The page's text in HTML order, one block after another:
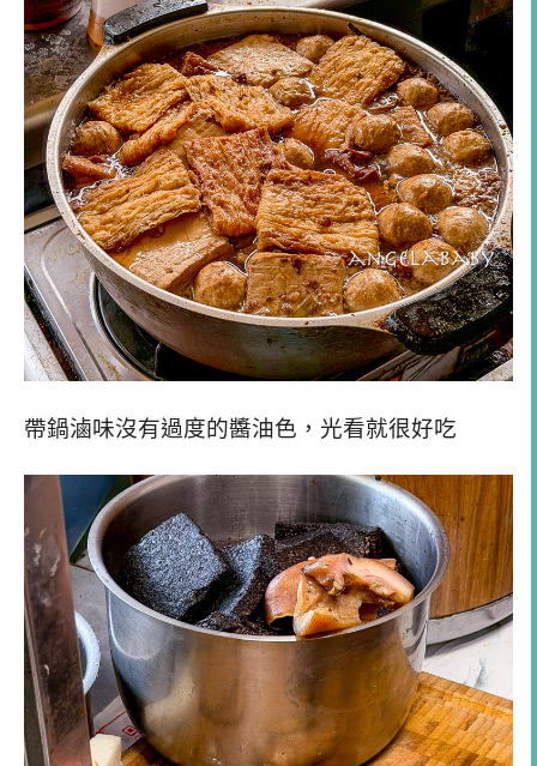
帶鍋滷味沒有過度的醬油色，光看就很好吃